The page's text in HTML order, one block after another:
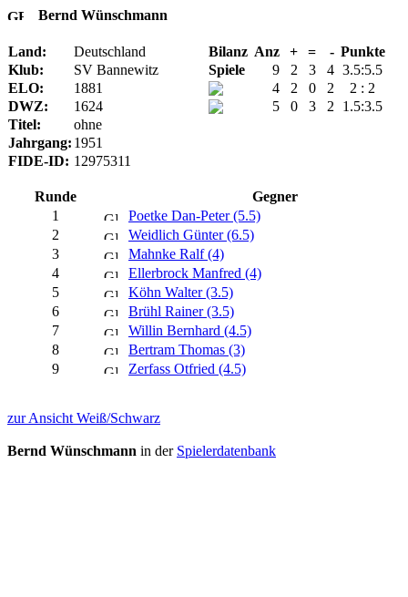
Bernd Wünschmann
Land: Deutschland Bilanz Anz + = - Punkte
Klub:
SV Bannewitz Spiele 9 2 3 4 3.5:5.5
ELO:
1881 4 2 0 2
2 : 2
DWZ:
1624 5 0 3 2
1.5:3.5
Titel:
ohne
Jahrgang: 1951
FIDE-ID: 12975311
Runde
Gegner
1
Poetke Dan-Peter (5.5)
2
Weidlich Günter (6.5)
3
Mahnke Ralf (4)
4
Ellerbrock Manfred (4)
5
Köhn Walter (3.5)
6
Brühl Rainer (3.5)
7
Willin Bernhard (4.5)
8
Bertram Thomas (3)
9
Zerfass Otfried (4.5)
zur Ansicht Weiß/Schwarz
Bernd Wünschmann in der Spielerdatenbank